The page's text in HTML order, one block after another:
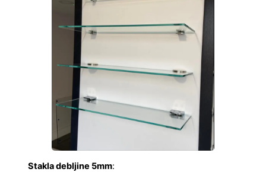
Stakla debljine 5mm: